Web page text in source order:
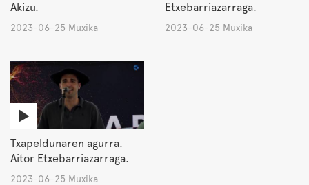
Akizu.
2023-06-25 Muxika
Etxebarriazarraga.
2023-06-25 Muxika
Txapeldunaren agurra.
Aitor Etxebarriazarraga.
2023-06-25 Muxika